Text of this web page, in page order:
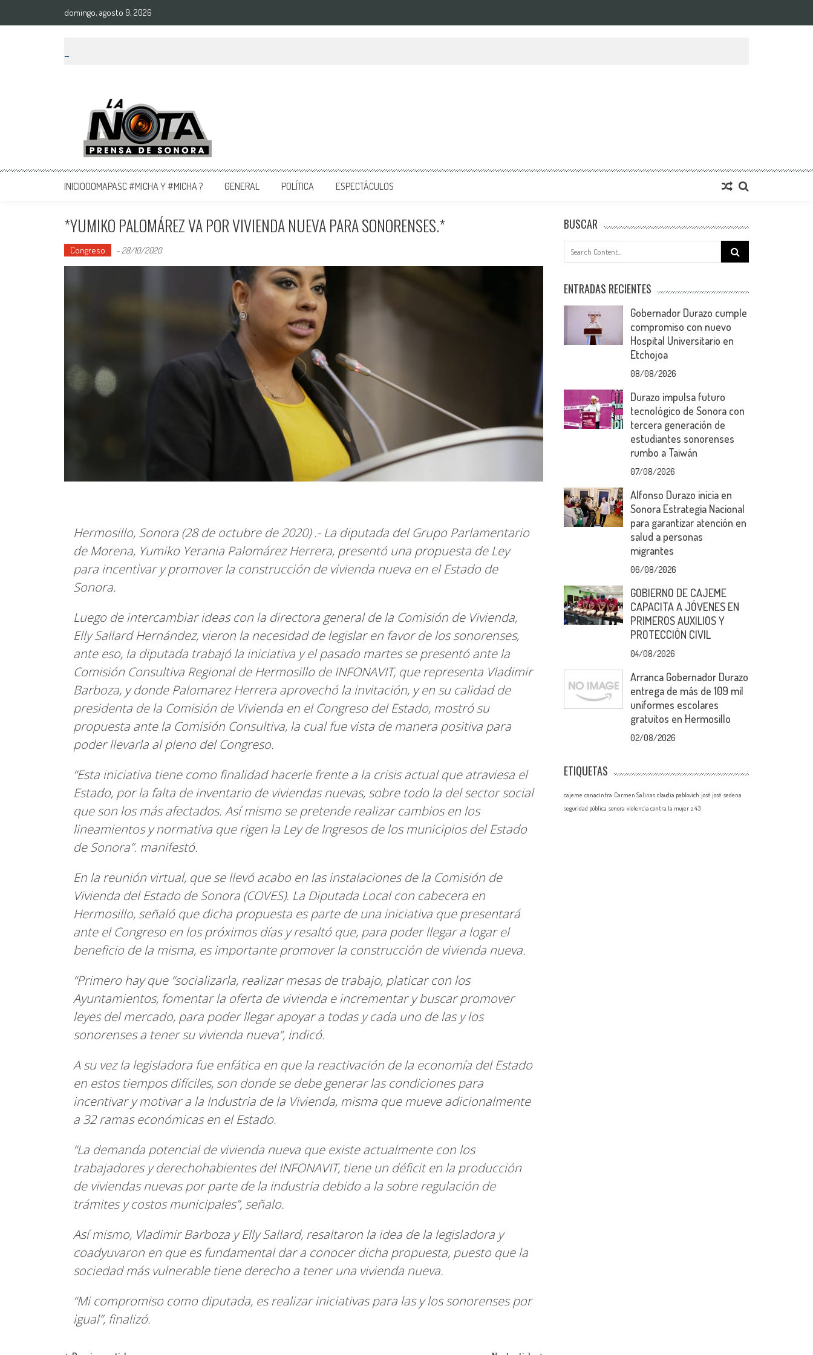
domingo, agosto 9, 2026
La Nota Prensa De Sonora
Noticias del día
INICIOOOMAPASC #MICHA Y #MICHA ? GENERAL POLÍTICA ESPECTÁCULOS
*YUMIKO PALOMÁREZ VA POR VIVIENDA NUEVA PARA SONORENSES.*
Congreso - 28/10/2020
Hermosillo, Sonora (28 de octubre de 2020) .- La diputada del Grupo Parlamentario
de Morena, Yumiko Yerania Palomárez Herrera, presentó una propuesta de Ley
para incentivar y promover la construcción de vivienda nueva en el Estado de
Sonora.
Luego de intercambiar ideas con la directora general de la Comisión de Vivienda,
Elly Sallard Hernández, vieron la necesidad de legislar en favor de los sonorenses,
ante eso, la diputada trabajó la iniciativa y el pasado martes se presentó ante la
Comisión Consultiva Regional de Hermosillo de INFONAVIT, que representa Vladimir
Barboza, y donde Palomarez Herrera aprovechó la invitación, y en su calidad de
presidenta de la Comisión de Vivienda en el Congreso del Estado, mostró su
propuesta ante la Comisión Consultiva, la cual fue vista de manera positiva para
poder llevarla al pleno del Congreso.
“Esta iniciativa tiene como finalidad hacerle frente a la crisis actual que atraviesa el
Estado, por la falta de inventario de viviendas nuevas, sobre todo la del sector social
que son los más afectados. Así mismo se pretende realizar cambios en los
lineamientos y normativa que rigen la Ley de Ingresos de los municipios del Estado
de Sonora”. manifestó.
En la reunión virtual, que se llevó acabo en las instalaciones de la Comisión de
Vivienda del Estado de Sonora (COVES). La Diputada Local con cabecera en
Hermosillo, señaló que dicha propuesta es parte de una iniciativa que presentará
ante el Congreso en los próximos días y resaltó que, para poder llegar a logar el
beneficio de la misma, es importante promover la construcción de vivienda nueva.
“Primero hay que “socializarla, realizar mesas de trabajo, platicar con los
Ayuntamientos, fomentar la oferta de vivienda e incrementar y buscar promover
leyes del mercado, para poder llegar apoyar a todas y cada uno de las y los
sonorenses a tener su vivienda nueva”, indicó.
A su vez la legisladora fue enfática en que la reactivación de la economía del Estado
en estos tiempos difíciles, son donde se debe generar las condiciones para
incentivar y motivar a la Industria de la Vivienda, misma que mueve adicionalmente
a 32 ramas económicas en el Estado.
“La demanda potencial de vivienda nueva que existe actualmente con los
trabajadores y derechohabientes del INFONAVIT, tiene un déficit en la producción
de viviendas nuevas por parte de la industria debido a la sobre regulación de
trámites y costos municipales”, señalo.
Así mismo, Vladimir Barboza y Elly Sallard, resaltaron la idea de la legisladora y
coadyuvaron en que es fundamental dar a conocer dicha propuesta, puesto que la
sociedad más vulnerable tiene derecho a tener una vivienda nueva.
“Mi compromiso como diputada, es realizar iniciativas para las y los sonorenses por
igual”, finalizó.
BUSCAR
Search
for:
ENTRADAS RECIENTES
Gobernador Durazo cumple
compromiso con nuevo
Hospital Universitario en
Etchojoa
08/08/2026
Durazo impulsa futuro
tecnológico de Sonora con
tercera generación de
estudiantes sonorenses
rumbo a Taiwán
07/08/2026
Alfonso Durazo inicia en
Sonora Estrategia Nacional
para garantizar atención en
salud a personas
migrantes
06/08/2026
GOBIERNO DE CAJEME
CAPACITA A JÓVENES EN
PRIMEROS AUXILIOS Y
PROTECCIÓN CIVIL
04/08/2026
Arranca Gobernador Durazo
entrega de más de 109 mil
uniformes escolares
gratuitos en Hermosillo
02/08/2026
ETIQUETAS
cajeme canacintra Carmen Salinas claudia pablovich josé josé sedena
seguridad pública sonora violencia contra la mujer z 43